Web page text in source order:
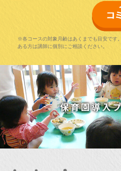
※各コースの対象月齢はあくまでも目安です
ある方は講師に個別にご相談ください。
保育園導入